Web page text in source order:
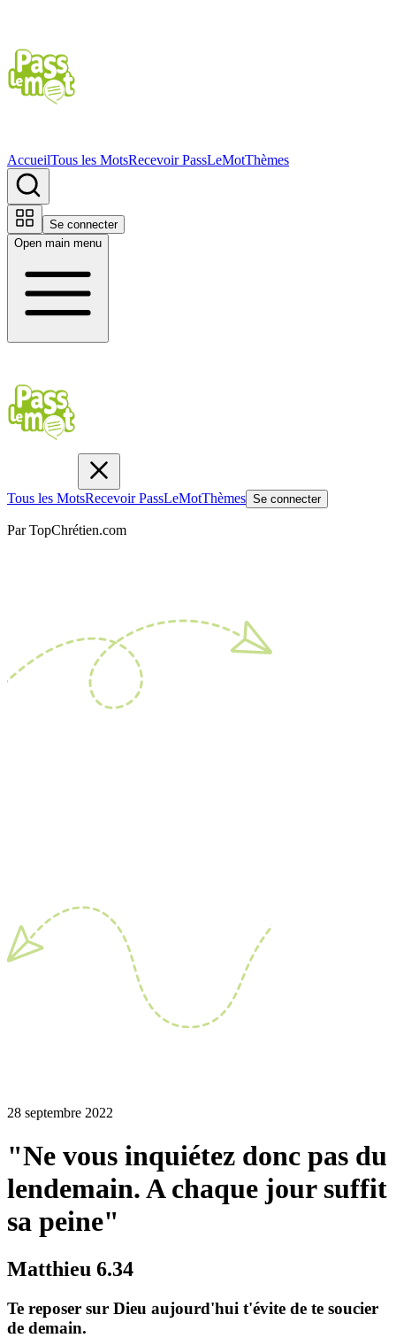
AccueilTous les MotsRecevoir PassLeMotThèmes
Se connecter
Open main menu
Tous les MotsRecevoir PassLeMotThèmes Se connecter
Par TopChrétien.com
28 septembre 2022
"Ne vous inquiétez donc pas du
lendemain. A chaque jour suffit
sa peine"
Matthieu 6.34
Te reposer sur Dieu aujourd'hui t'évite de te soucier
de demain.